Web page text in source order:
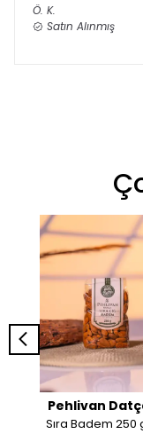
Ö. K.
Satın Alınmış
Pehlivan
Sıra Badem 250